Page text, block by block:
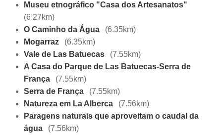
Museu etnográfico "Casa dos Artesanatos"
(6.27km)
O Caminho da Água
(6.35km)
Mogarraz
(6.35km)
Vale de Las Batuecas
(7.55km)
A Casa do Parque de Las Batuecas-Serra de
França
(7.55km)
Serra de França
(7.55km)
Natureza em La Alberca
(7.56km)
Paragens naturais que aproveitam o caudal da
água
(7.56km)